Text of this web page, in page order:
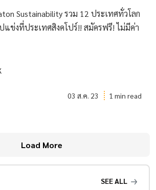
Sustainability รวม 12 ประเทศทั่วโลก
ข่งที่ประเทศสิงคโปร์!! สมัครฟรี! ไม่มีค่า
03 ส.ค. 23 1 min read
Load More
SEE ALL